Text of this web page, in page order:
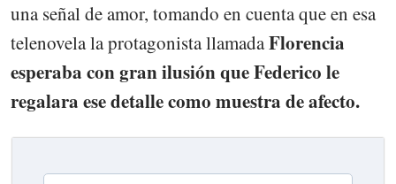
una señal de amor, tomando en cuenta que en esa
telenovela la protagonista llamadaFlorencia
esperaba con gran ilusión que Federico le
regalara ese detalle como muestra de afecto.